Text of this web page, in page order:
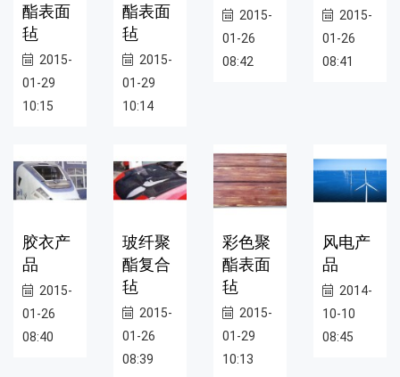
酯表面
毡
2015-
01-29
10:15
酯表面
毡
2015-
01-29
10:14
2015-
01-26
08:42
2015-
01-26
08:41
胶衣产
品
2015-
01-26
08:40
玻纤聚
酯复合
毡
2015-
01-26
08:39
彩色聚
酯表面
毡
2015-
01-29
10:13
风电产
品
2014-
10-10
08:45